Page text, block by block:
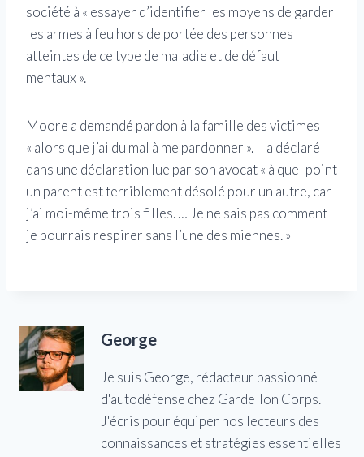
société à « essayer d’identifier les moyens de garder
les armes à feu hors de portée des personnes
atteintes de ce type de maladie et de défaut
mentaux ».
Moore a demandé pardon à la famille des victimes
« alors que j’ai du mal à me pardonner ». Il a déclaré
dans une déclaration lue par son avocat « à quel point
un parent est terriblement désolé pour un autre, car
j’ai moi-même trois filles. … Je ne sais pas comment
je pourrais respirer sans l’une des miennes. »
George
Je suis George, rédacteur passionné
d'autodéfense chez Garde Ton Corps.
J'écris pour équiper nos lecteurs des
connaissances et stratégies essentielles